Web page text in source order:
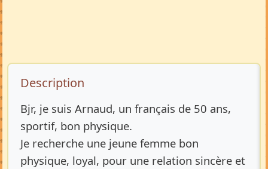
Description de l’annonce
Description
Bjr, je suis Arnaud, un français de 50 ans,
sportif, bon physique.
Je recherche une jeune femme bon
physique, loyal, pour une relation sincère et